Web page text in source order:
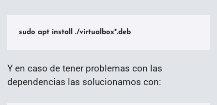
sudo apt install ./virtualbox*.deb
Y en caso de tener problemas con las
dependencias las solucionamos con: